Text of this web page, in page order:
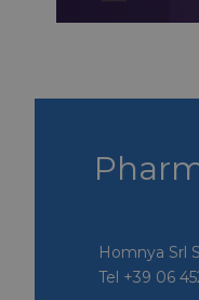
Homnya Srl
Tel +39 06